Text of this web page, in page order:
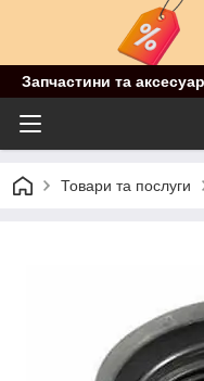
Запчастини та
Товари та послуги